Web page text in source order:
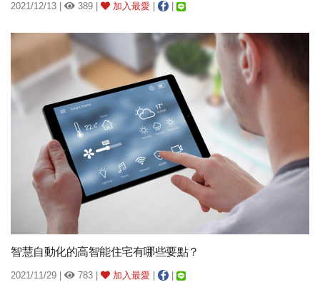
2021/12/13 | 389 | 加入最愛
智慧自動化的高智能住宅有哪些要點？
2021/11/29 | 783 | 加入最愛